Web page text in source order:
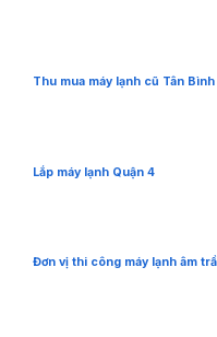
Thu mua máy lạnh cũ Tân
Lắp máy lạnh Quận 4
Đơn vị thi công máy lạnh âm